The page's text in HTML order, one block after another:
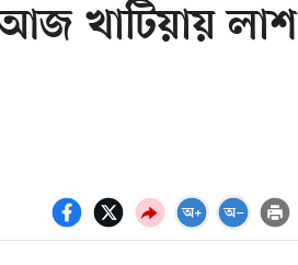
খাটিয়ায় লাশ